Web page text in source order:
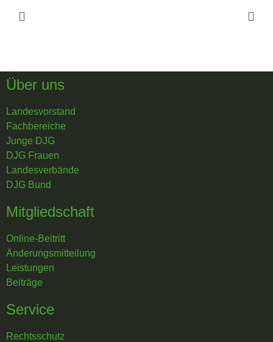
Über uns
Landesvorstand
Fachbereiche
Junge DJG
DJG Frauen
Landesverbände
DJG Bund
Mitgliedschaft
Online-Beitritt
Änderungsmitteilung
Leistungen
Beiträge
Service
Rechtsschutz